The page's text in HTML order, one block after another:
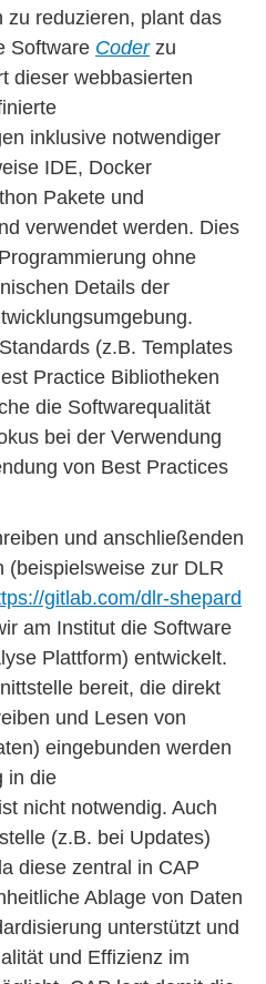
zu reduzieren, plant das
Software Coderzu
dieser webbasierten
inklusive notwendiger
IDE, Docker
Pakete und
verwendet werden. Dies
ohne
Details der
(z.B. Templates
Practice Bibliotheken
die Softwarequalität
bei der Verwendung
von Best Practices
und anschließenden
(beispielsweise zur DLR
gitlab.com/dlr-shepard
am Institut die Software
Plattform) entwickelt.
bereit, die direkt
und Lesen von
eingebunden werden
in die
nicht notwendig. Auch
(z.B. bei Updates)
diese zentral in CAP
Ablage von Daten
unterstützt und
und Effizienz im